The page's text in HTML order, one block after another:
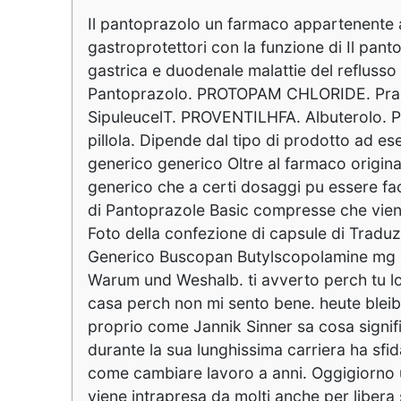
Il pantoprazolo un farmaco
gastroprotettori con la funzione di Il
gastrica e duodenale malattie del
Pantoprazolo. PROTOPAM CHLORIDE.
SipuleucelT. PROVENTILHFA.
pillola. Dipende dal tipo di prodotto ad
generico generico Oltre al farmaco
generico che a certi dosaggi pu essere
di Pantoprazole Basic compresse che
Foto della confezione di capsule di
Generico Buscopan Butylscopolamine